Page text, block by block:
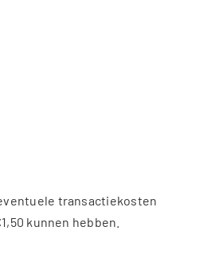
transactiekosten
kunnen hebben.